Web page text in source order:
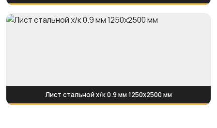
Лист стальной х/к 0.9 мм 1250x2500 мм